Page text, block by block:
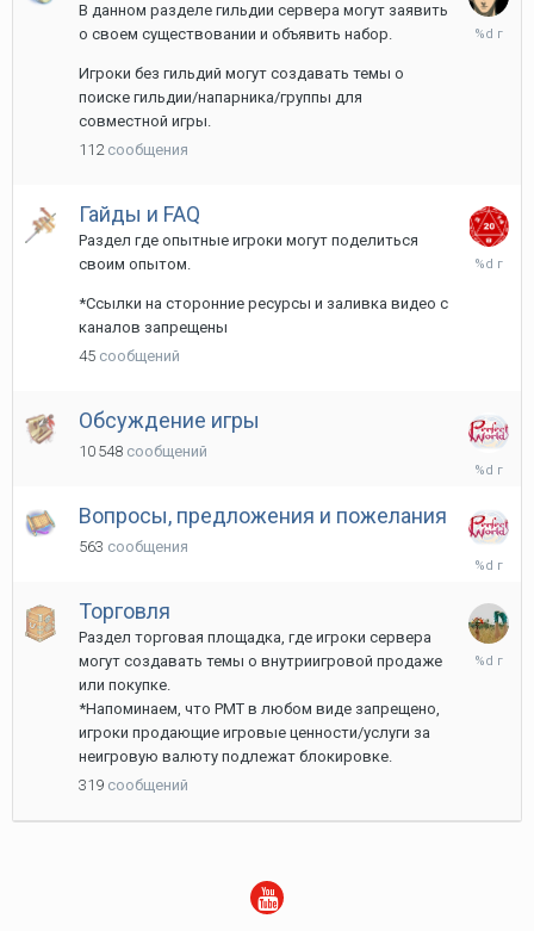
В данном разделе гильдии сервера могут заявить
о своем существовании и объявить набор.
Игроки без гильдий могут создавать темы о
поиске гильдии/напарника/группы для
совместной игры.
112 сообщения
7
Гайды и FAQ
Раздел где опытные игроки могут поделиться
своим опытом.
*Ссылки на сторонние ресурсы и заливка видео с
каналов запрещены
45 сообщений
27
Обсуждение игры
10 548 сообщений
24
Вопросы, предложения и пожелания
563 сообщения
19
2024
Торговля
Раздел торговая площадка, где игроки сервера
могут создавать темы о внутриигровой продаже
или покупке.
*Напоминаем, что РМТ в любом виде запрещено,
игроки продающие игровые ценности/услуги за
неигровую валюту подлежат блокировке.
319 сообщений
29